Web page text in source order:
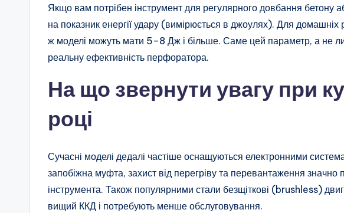
Якщо вам потрібен інструмент для регулярного довбання бетону
на показник енергії удару (вимірюється в джоулях). Для
ж моделі можуть мати 5–8 Дж і більше. Саме цей параметр, а не
реальну ефективність перфоратора.
На що звернути увагу при
році
Сучасні моделі дедалі частіше оснащуються електронними
запобіжна муфта, захист від перегріву та перевантаження
інструмента. Також популярними стали безщіткові (brushless)
вищий ККД і потребують менше обслуговування.